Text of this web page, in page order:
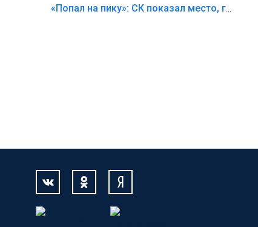
что такое хорошо и что такое плохо!
«Попал на пику»: СК показал место, где был смертельно травмирован ребенок в Тольятти